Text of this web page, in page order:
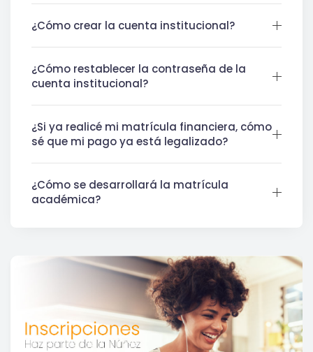
¿Cómo crear la cuenta institucional?
¿Cómo restablecer la contraseña de la
cuenta institucional?
¿Si ya realicé mi matrícula financiera, cómo
sé que mi pago ya está legalizado?
¿Cómo se desarrollará la matrícula
académica?